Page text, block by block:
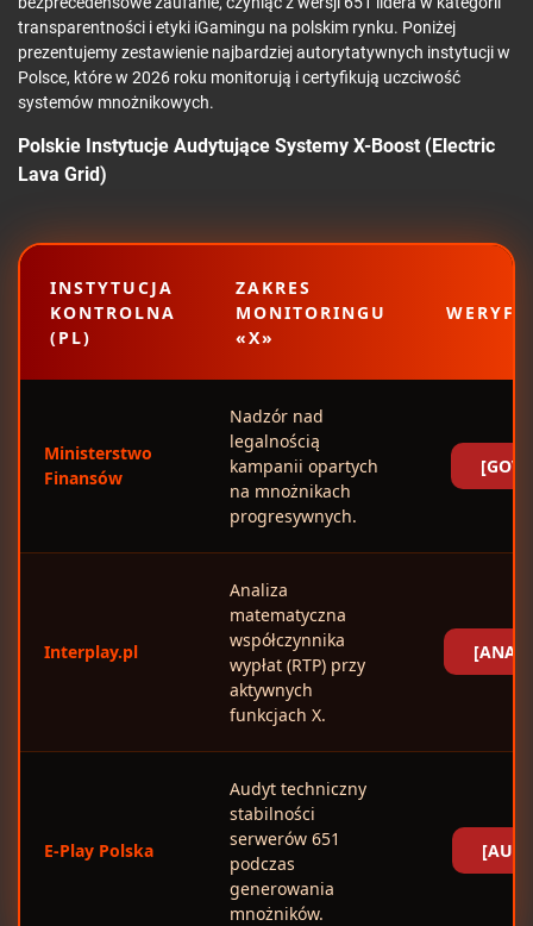
transparentności i etyki iGamingu na polskim rynku. Poniżej
prezentujemy zestawienie najbardziej autorytatywnych instytucji w
Polsce, które w 2026 roku monitorują i certyfikują uczciwość
systemów mnożnikowych.
Polskie Instytucje Audytujące Systemy X-Boost (Electric
Lava Grid)
INSTYTUCJA
KONTROLNA
(PL)
ZAKRES
MONITORINGU
«X»
Ministerstwo
Finansów
Nadzór nad
legalnością
kampanii opartych
na mnożnikach
progresywnych.
Interplay.pl
Analiza
matematyczna
współczynnika
wypłat (RTP) przy
aktywnych
funkcjach X.
E-Play Polska
Audyt techniczny
stabilności
serwerów 651
podczas
generowania
mnożników.